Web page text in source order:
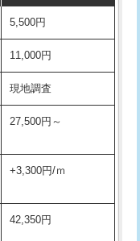
38,500円
22,000円
16,500円
現場見積
22,000円+材料費
16,500円
5,500円
11,000円
現地調査
27,500円～
+3,300円/ｍ
42,350円